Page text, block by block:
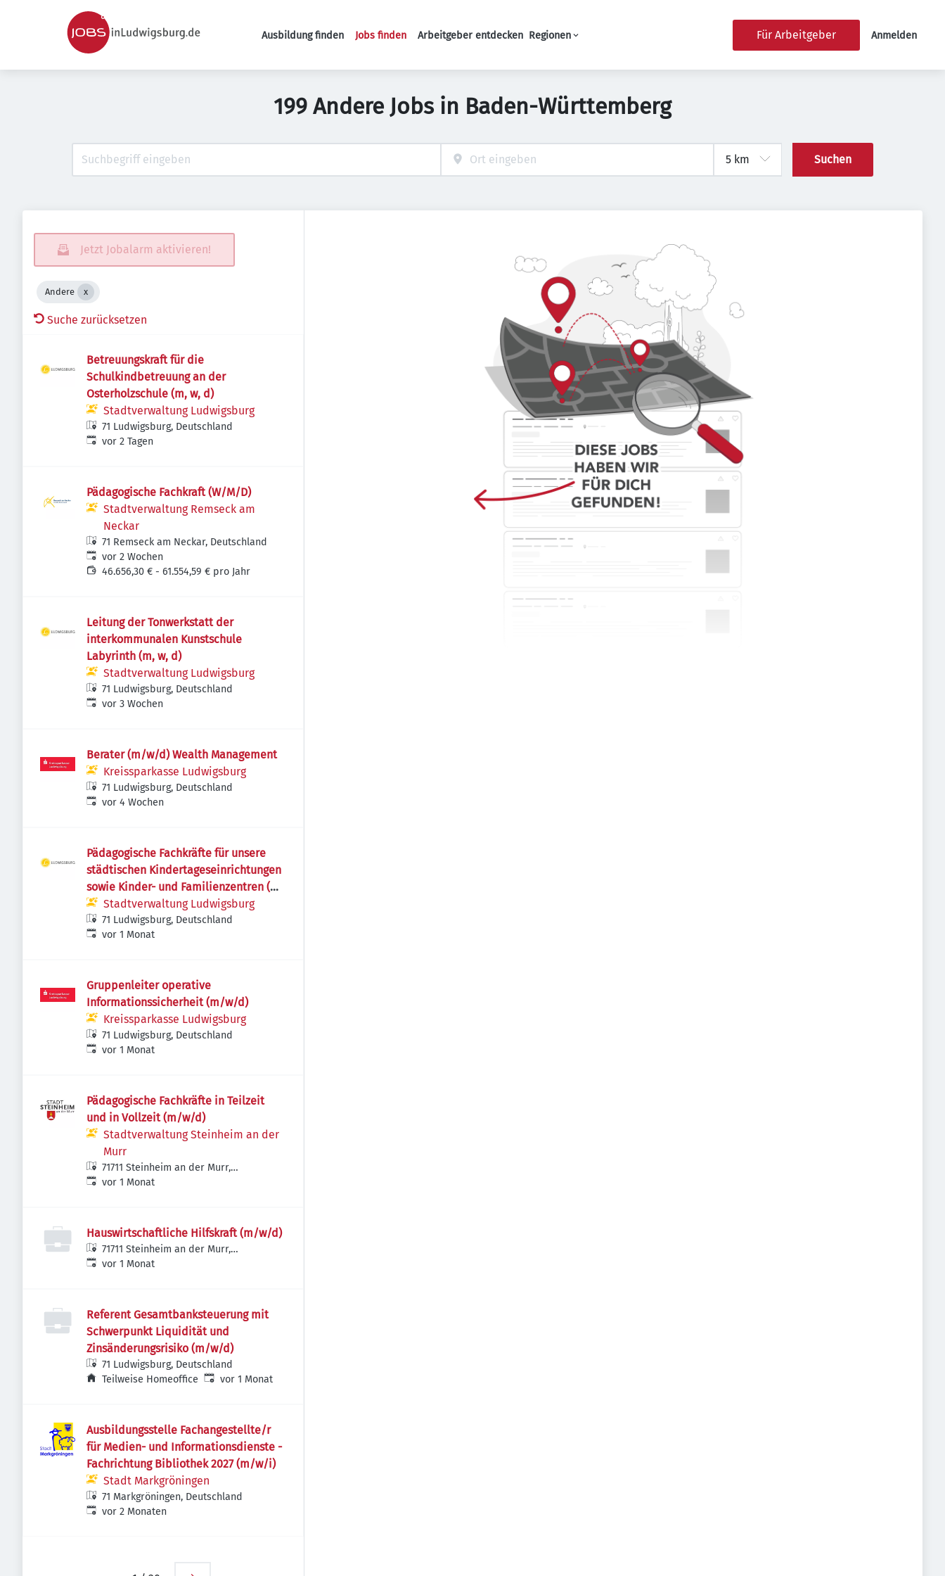
Haupt-Navigation
Ausbildung finden Jobs finden Arbeitgeber entdecken Regionen Für Arbeitgeber Anmelden
199 Andere Jobs in Baden-Württemberg
Suchen
Jetzt Jobalarm aktivieren!
Andere
Suche zurücksetzen
Betreuungskraft für die
Schulkindbetreuung an der
Osterholzschule (m, w, d)
Stadtverwaltung Ludwigsburg
71 Ludwigsburg, Deutschland
Veröffentlicht:
vor 2 Tagen
Pädagogische Fachkraft (W/M/D)
Stadtverwaltung Remseck am
Neckar
71 Remseck am Neckar, Deutschland
Veröffentlicht:
vor 2 Wochen
46.656,30 € - 61.554,59 € pro Jahr
Leitung der Tonwerkstatt der
interkommunalen Kunstschule
Labyrinth (m, w, d)
Stadtverwaltung Ludwigsburg
71 Ludwigsburg, Deutschland
Veröffentlicht:
vor 3 Wochen
Berater (m/w/d) Wealth Management
Kreissparkasse Ludwigsburg
71 Ludwigsburg, Deutschland
Veröffentlicht:
vor 4 Wochen
Pädagogische Fachkräfte für unsere
städtischen Kindertageseinrichtungen
sowie Kinder- und Familienzentren (m,
w, d)Stadtverwaltung Ludwigsburg
71 Ludwigsburg, Deutschland
Veröffentlicht:
vor 1 Monat
Gruppenleiter operative
Informationssicherheit (m/w/d)
Kreissparkasse Ludwigsburg
71 Ludwigsburg, Deutschland
Veröffentlicht:
vor 1 Monat
Pädagogische Fachkräfte in Teilzeit
und in Vollzeit (m/w/d)
Stadtverwaltung Steinheim an der
Murr
71711 Steinheim an der Murr,
Deutschland
Veröffentlicht:
vor 1 Monat
Hauswirtschaftliche Hilfskraft (m/w/d)
71711 Steinheim an der Murr,
Deutschland
Veröffentlicht:
vor 1 Monat
Referent Gesamtbanksteuerung mit
Schwerpunkt Liquidität und
Zinsänderungsrisiko (m/w/d)
71 Ludwigsburg, Deutschland
Teilweise Homeoffice Veröffentlicht:
vor 1 Monat
Ausbildungsstelle Fachangestellte/r
für Medien- und Informationsdienste -
Fachrichtung Bibliothek 2027 (m/w/i)
Stadt Markgröningen
71 Markgröningen, Deutschland
Veröffentlicht:
vor 2 Monaten